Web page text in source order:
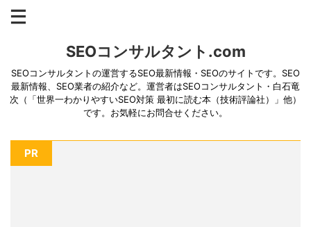
SEOコンサルタント.com
SEOコンサルタントの運営するSEO最新情報・SEOのサイトです。SEO
最新情報、SEO業者の紹介など。運営者はSEOコンサルタント・白石竜
次（「世界一わかりやすいSEO対策 最初に読む本（技術評論社）」他）
です。お気軽にお問合せください。
PR